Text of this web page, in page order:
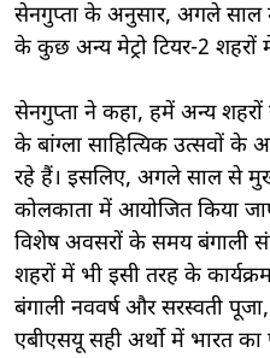
सेनगुप्ता के अनुसार, अगले साल
के कुछ अन्य मेट्रो टियर-2 शहरों
सेनगुप्ता ने कहा, हमें अन्य
के बांग्ला साहित्यिक उत्सवों के
रहे हैं। इसलिए, अगले साल से
कोलकाता में आयोजित किया
विशेष अवसरों के समय बंगाली
शहरों में भी इसी तरह के
बंगाली नववर्ष और सरस्वती
एबीएसयू सही अर्थो में भारत का